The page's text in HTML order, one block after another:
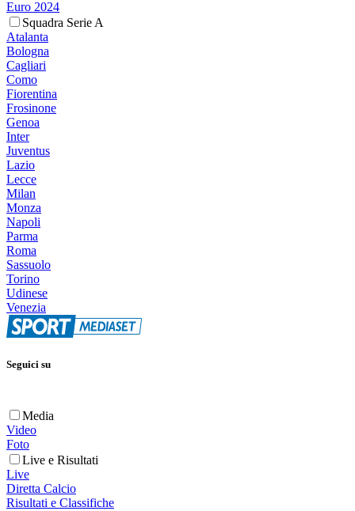
Euro 2024
Squadra Serie A
Atalanta
Bologna
Cagliari
Como
Fiorentina
Frosinone
Genoa
Inter
Juventus
Lazio
Lecce
Milan
Monza
Napoli
Parma
Roma
Sassuolo
Torino
Udinese
Venezia
Seguici su
Media
Video
Foto
Live e Risultati
Live
Diretta Calcio
Risultati e Classifiche